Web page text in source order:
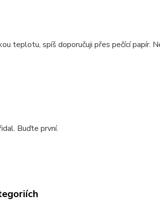
teplotu, spíš doporučuji přes pečící papír.
Buďte první.